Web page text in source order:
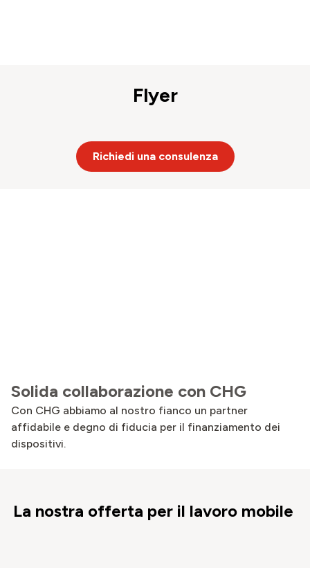
Flyer
Richiedi una consulenza
Solida collaborazione con CHG
Con CHG abbiamo al nostro fianco un partner
affidabile e degno di fiducia per il finanziamento dei
dispositivi.
La nostra offerta per il lavoro mobile